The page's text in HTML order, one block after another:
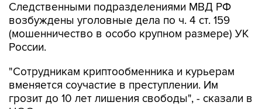
Следственными подразделениями МВД РФ
возбуждены уголовные дела по ч. 4 ст. 159
(мошенничество в особо крупном размере) УК
России.
"Сотрудникам криптообменника и курьерам
вменяется соучастие в преступлении. Им
грозит до 10 лет лишения свободы", - сказали в